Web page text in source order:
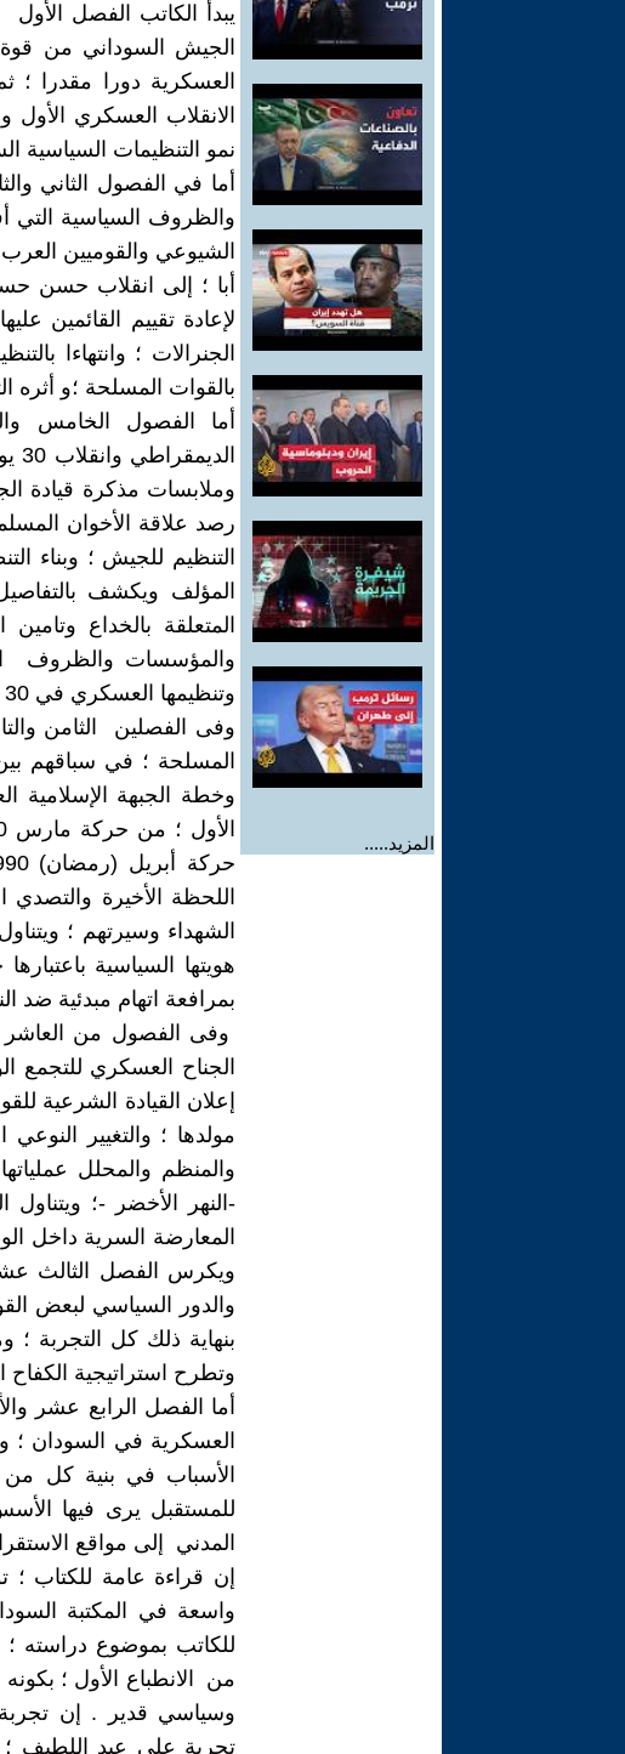
المزيد.....
يبدأ الكاتب الفصل
العسكرية دورا مقدرا ؛
الانقلاب العسكري
نمو التنظيمات السياسية
والظروف السياسية التي
الشيوعي والقوميين
لإعادة تقييم القائمين
الجنرالات ؛ وانتهاءا
بالقوات المسلحة ؛و أثره
أما الفصول الخامس
رصد علاقة الأخوان
التنظيم للجيش ؛ وبناء
المؤلف ويكشف
المتعلقة بالخداع
والمؤسسات والظروف
وتنظيمها العسكري في 30 يونيو1989.
وفى الفصلين الثامن
المسلحة ؛ في سباقهم
وخطة الجبهة الإسلامية
اللحظة الأخيرة
الشهداء وسيرتهم ؛
هويتها السياسية
بمرافعة اتهام مبدئية ضد
وفى الفصول من العاشر
الجناح العسكري للتجمع
مولدها ؛ والتغيير
والمنظم والمحلل
-النهر الأخضر -؛ ويتناول
المعارضة السرية داخل
ويكرس الفصل الثالث عشر
والدور السياسي لبعض
بنهاية ذلك كل التجربة
وتطرح استراتيجية
أما الفصل الرابع عشر
العسكرية في السودان ؛
الأسباب في بنية كل
للمستقبل يرى فيها
المدني إلى مواقع
إن قراءة عامة للكتاب
واسعة في المكتبة
للكاتب بموضوع دراسته ؛
من الانطباع الأول ؛
وسياسي قدير . إن تجربة
تجربة على عبد اللطيف